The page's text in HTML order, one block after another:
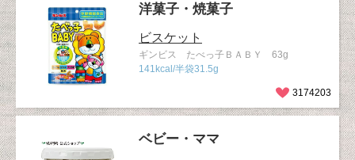
洋菓子・焼菓子
ビスケット
ギンビス たべっ子ＢＡＢＹ 63g
141kcal/半袋31.5g
3174203
ベビー・ママ